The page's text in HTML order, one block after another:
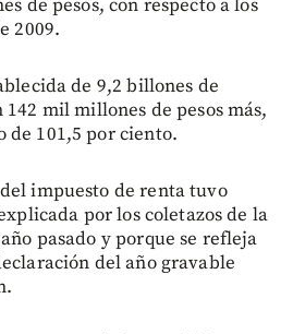
de pesos, con respecto a los
2009.
de 9,2 billones de
142 mil millones de pesos más,
101,5 por ciento.
impuesto de renta tuvo
por los coletazos de la
pasado y porque se refleja
del año gravable